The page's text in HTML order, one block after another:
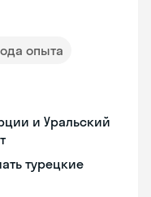
опыта
и Уральский
турецкие